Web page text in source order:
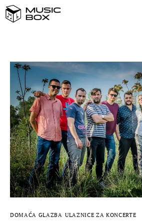
NASLOVNICA
DOMAĆA GLAZBA
STRANA GLAZBA
FILM
MUSIC BOX
DOMAĆA GLAZBA ULAZNICE ZA KONCERTE